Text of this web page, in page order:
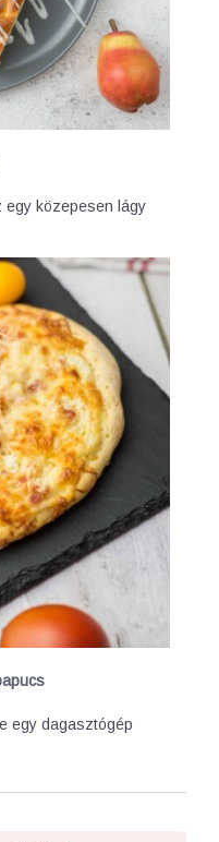
közepesen lágy
egy dagasztógép